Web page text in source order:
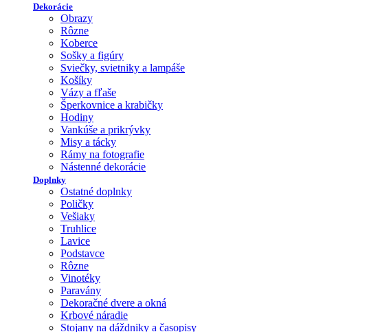
Dekorácie
Obrazy
Rôzne
Koberce
Sošky a figúry
Sviečky, svietniky a lampáše
Košíky
Vázy a fľaše
Šperkovnice a krabičky
Hodiny
Vankúše a prikrývky
Misy a tácky
Rámy na fotografie
Nástenné dekorácie
Doplnky
Ostatné doplnky
Poličky
Vešiaky
Truhlice
Lavice
Podstavce
Rôzne
Vinotéky
Paravány
Dekoračné dvere a okná
Krbové náradie
Stojany na dáždniky a časopisy